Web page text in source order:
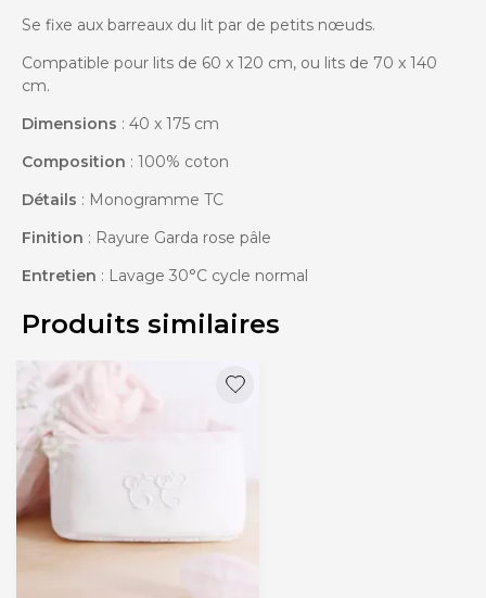
Se fixe aux barreaux du lit par de petits nœuds.
Compatible pour lits de 60 x 120 cm, ou lits de 70 x 140
cm.
Dimensions : 40 x 175 cm
Composition : 100% coton
Détails : Monogramme TC
Finition : Rayure Garda rose pâle
Entretien : Lavage 30°C cycle normal
Produits similaires